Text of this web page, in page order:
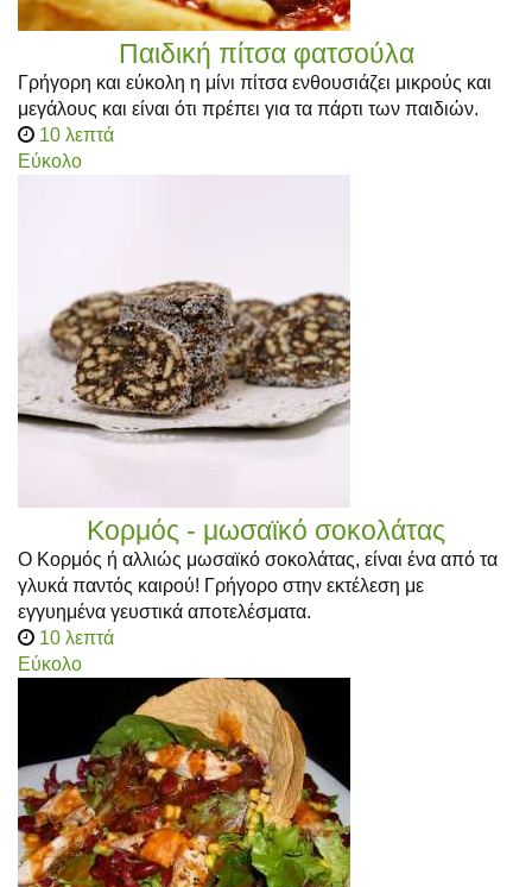
Παιδική πίτσα φατσούλα
Γρήγορη και εύκολη η μίνι πίτσα ενθουσιάζει μικρούς και
μεγάλους και είναι ότι πρέπει για τα πάρτι των παιδιών.
10 λεπτά
Εύκολο
Κορμός - μωσαϊκό σοκολάτας
Ο Κορμός ή αλλιώς μωσαϊκό σοκολάτας, είναι ένα από τα
γλυκά παντός καιρού! Γρήγορο στην εκτέλεση με
εγγυημένα γευστικά αποτελέσματα.
10 λεπτά
Εύκολο